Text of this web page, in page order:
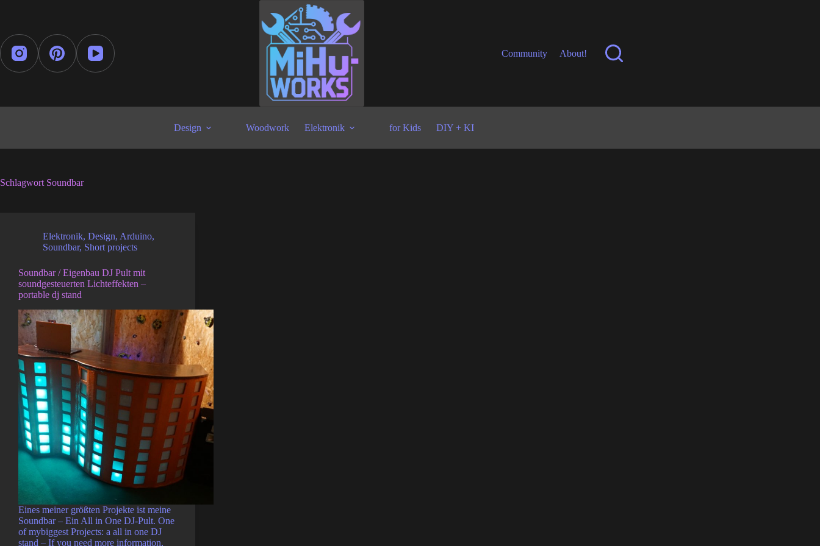
Community About!
Design Woodwork Elektronik for Kids DIY + KI
Schlagwort Soundbar
Elektronik, Design, Arduino,
Soundbar, Short projects
Soundbar / Eigenbau DJ Pult mit
soundgesteuerten Lichteffekten –
portable dj stand
Eines meiner größten Projekte ist meine
Soundbar – Ein All in One DJ-Pult. One
of mybiggest Projects: a all in one DJ
stand – If you need more information,